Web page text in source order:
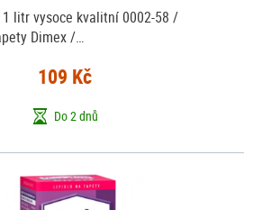
litr vysoce kvalitní 0002-58 /
Dimex /…
109 Kč
Do 2 dnů